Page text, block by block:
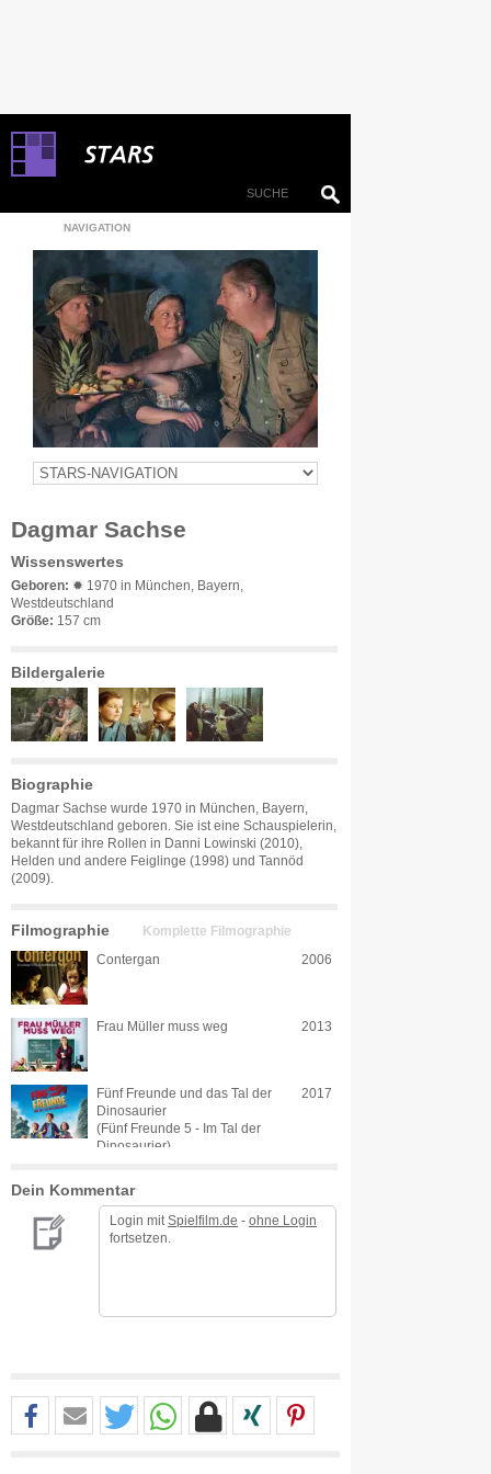
NAVIGATION
Dagmar Sachse
Wissenswertes
Geboren: ✹ 1970 in München, Bayern,
Westdeutschland
Größe: 157 cm
Bildergalerie
Biographie
Dagmar Sachse wurde 1970 in München, Bayern,
Westdeutschland geboren. Sie ist eine Schauspielerin,
bekannt für ihre Rollen in Danni Lowinski (2010),
Helden und andere Feiglinge (1998) und Tannöd
(2009).
Filmographie Komplette Filmographie
Contergan 2006
Frau Müller muss weg 2013
Fünf Freunde und das Tal der
Dinosaurier
(Fünf Freunde 5 - Im Tal der
Dinosaurier)
2017
Dein Kommentar
Login mit Spielfilm.de - ohne Login
fortsetzen.